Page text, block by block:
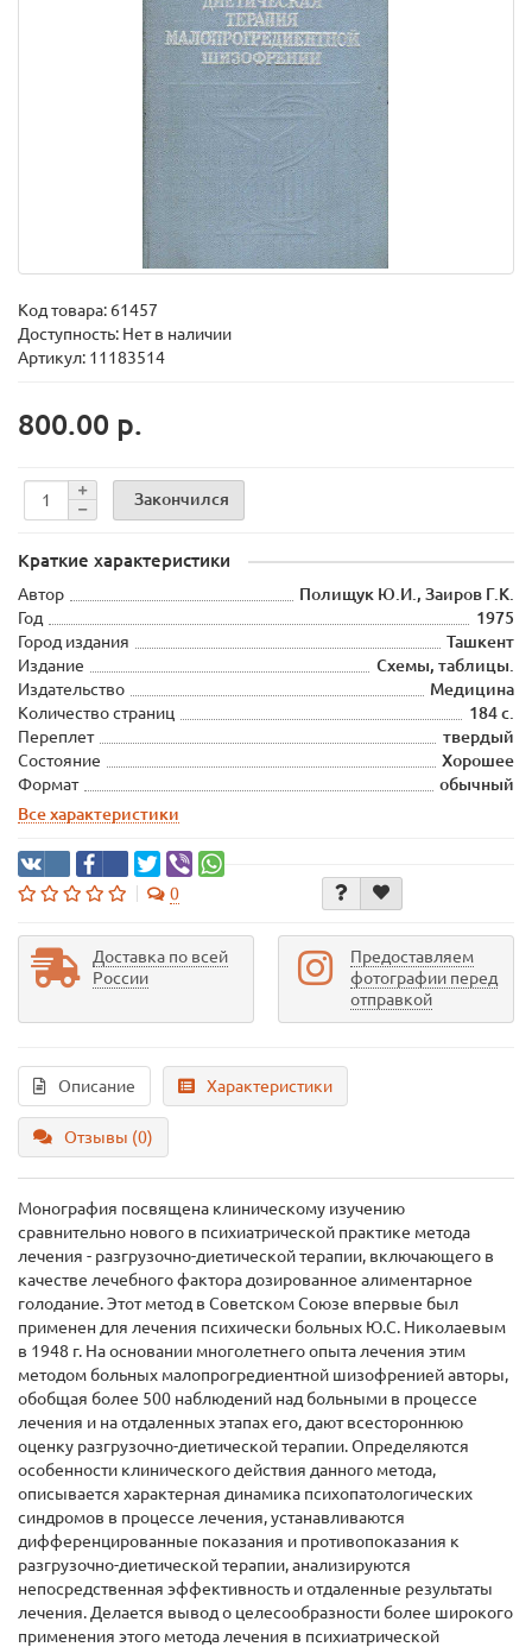
Код товара: 61457
Доступность: Нет в наличии
Артикул: 11183514
800.00 р.
Закончился
Краткие характеристики
Автор
Полищук Ю.И., Заиров Г.К.
Год
1975
Город издания
Ташкент
Издание
Схемы, таблицы.
Издательство
Медицина
Количество страниц
184 с.
Переплет
твердый
Состояние
Хорошее
Формат
обычный
Все характеристики
0
Доставка по всей
России
Предоставляем
фотографии перед
отправкой
Описание Характеристики
Отзывы (0)
Монография посвящена клиническому изучению
сравнительно нового в психиатрической практике метода
лечения - разгрузочно-диетической терапии, включающего в
качестве лечебного фактора дозированное алиментарное
голодание. Этот метод в Советском Союзе впервые был
применен для лечения психически больных Ю.С. Николаевым
в 1948 г. На основании многолетнего опыта лечения этим
методом больных малопрогредиентной шизофренией авторы,
обобщая более 500 наблюдений над больными в процессе
лечения и на отдаленных этапах его, дают всестороннюю
оценку разгрузочно-диетической терапии. Определяются
особенности клинического действия данного метода,
описывается характерная динамика психопатологических
синдромов в процессе лечения, устанавливаются
дифференцированные показания и противопоказания к
разгрузочно-диетической терапии, анализируются
непосредственная эффективность и отдаленные результаты
лечения. Делается вывод о целесообразности более широкого
применения этого метода лечения в психиатрической